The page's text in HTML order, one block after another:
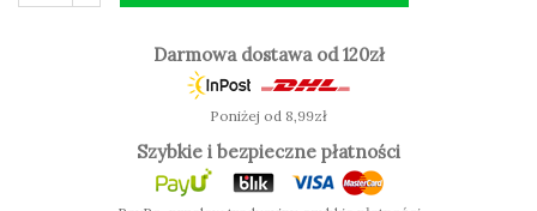
bardzo suchych i zniszczonych.
Łatwo się nakłada i natychmiast wchłania,
pozostawiając dłonie miękkie bez tłustego filmu na
Darmowa dostawa od 120zł
Poniżej od 8,99zł
Szybkie i bezpieczne płatności